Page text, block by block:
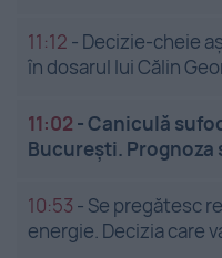
11:12 - Decizie-cheie
în dosarul lui Călin
11:02 -Caniculă
București. Prognoza
10:53 - Se pregătesc
energie. Decizia care